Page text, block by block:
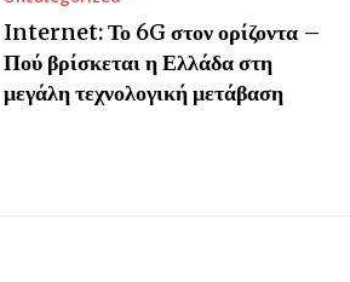
Internet: Το 6G στον ορίζοντα –
Πού βρίσκεται η Ελλάδα στη
μεγάλη τεχνολογική μετάβαση